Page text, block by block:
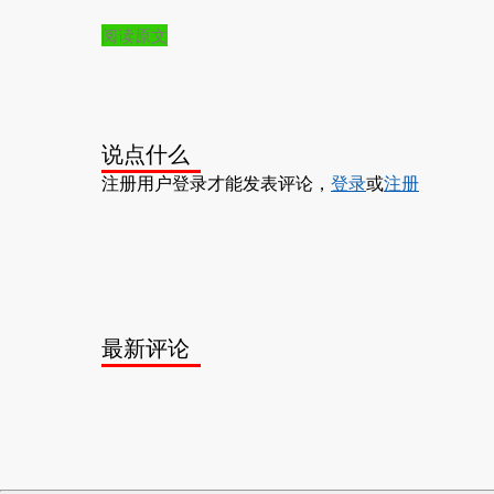
阅读原文
说点什么
注册用户登录才能发表评论， 登录或注册
最新评论